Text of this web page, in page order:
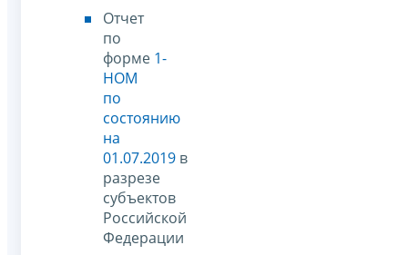
Отчет
по
форме 1-
НОМ
по
состоянию
на
01.07.2019 в
разрезе
субъектов
Российской
Федерации